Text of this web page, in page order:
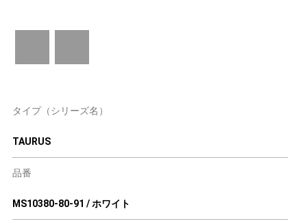
タイプ（シリーズ名）
TAURUS
品番
MS10380-80-91 / ホワイト